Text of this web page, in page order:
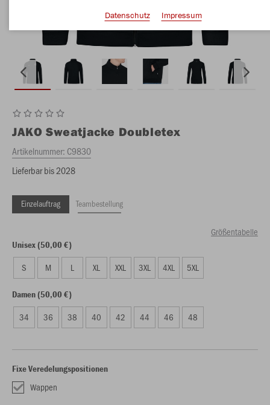
JAKO Sweatjacke Doubletex
Artikelnummer: C9830
Lieferbar bis 2028
Einzelauftrag Teambestellung
Größentabelle
Unisex (50,00 €)
S M L XL XXL 3XL 4XL 5XL
Damen (50,00 €)
34 36 38 40 42 44 46 48
Fixe Veredelungspositionen
Wappen
Datenschutz
Impressum